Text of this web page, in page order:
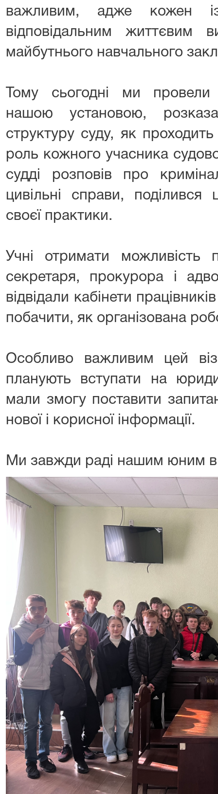
важливим, адже кожен
відповідальним життєвим
майбутнього навчального
Тому сьогодні ми провели
нашою установою,
структуру суду, як
роль кожного учасника
судді розповів про
цивільні справи, поділився
своєї практики.
Учні отримати можливість
секретаря, прокурора і
відвідали кабінети
побачити, як організована
Особливо важливим цей
планують вступати на
мали змогу поставити
нової і корисної інформації.
Ми завжди раді нашим юним